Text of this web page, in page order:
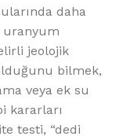
daha
uranyum
jeolojik
bilmek,
veya ek su
kararları
testi, “dedi